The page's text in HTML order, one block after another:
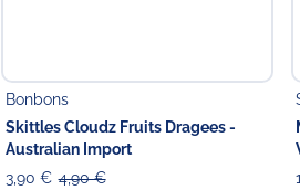
Bonbons
Skittles Cloudz Fruits Dragees -
Australian Import
3,90 € 4,90 €